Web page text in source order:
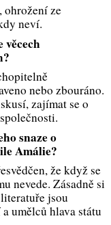
ze
neví.
věcech
nebo zbouráno.
zajímat se o
snaze o
Amálie?
že když se
nevede. Zásadně si
jsou
umělců hlava státu